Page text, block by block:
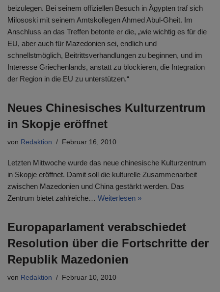
beizulegen. Bei seinem offiziellen Besuch in Ägypten traf sich
Milososki mit seinem Amtskollegen Ahmed Abul-Gheit. Im
Anschluss an das Treffen betonte er die, „wie wichtig es für die
EU, aber auch für Mazedonien sei, endlich und
schnellstmöglich, Beitrittsverhandlungen zu beginnen, und im
Interesse Griechenlands, anstatt zu blockieren, die Integration
der Region in die EU zu unterstützen.“
Neues Chinesisches Kulturzentrum
in Skopje eröffnet
von Redaktion Februar 16, 2010
Letzten Mittwoche wurde das neue chinesische Kulturzentrum
in Skopje eröffnet. Damit soll die kulturelle Zusammenarbeit
zwischen Mazedonien und China gestärkt werden. Das
Zentrum bietet zahlreiche… Weiterlesen »
Europaparlament verabschiedet
Resolution über die Fortschritte der
Republik Mazedonien
von Redaktion Februar 10, 2010